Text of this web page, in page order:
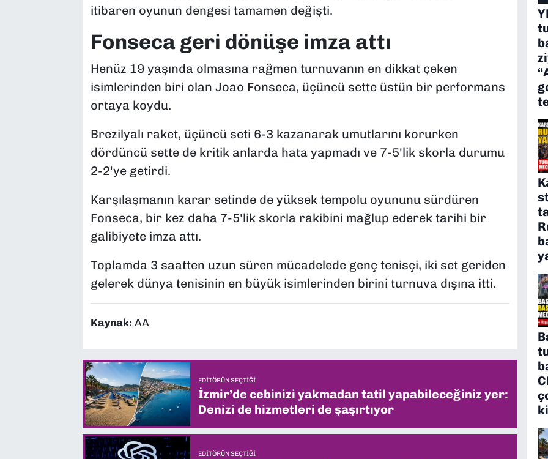
itibaren oyunun dengesi tamamen değişti.
Fonseca geri dönüşe imza attı
Henüz 19 yaşında olmasına rağmen turnuvanın en dikkat çeken
isimlerinden biri olan Joao Fonseca, üçüncü sette üstün bir performans
ortaya koydu.
Brezilyalı raket, üçüncü seti 6-3 kazanarak umutlarını korurken
dördüncü sette de kritik anlarda hata yapmadı ve 7-5'lik skorla durumu
2-2'ye getirdi.
Karşılaşmanın karar setinde de yüksek tempolu oyununu sürdüren
Fonseca, bir kez daha 7-5'lik skorla rakibini mağlup ederek tarihi bir
galibiyete imza attı.
Toplamda 3 saatten uzun süren mücadelede genç tenisçi, iki set geriden
gelerek dünya tenisinin en büyük isimlerinden birini turnuva dışına itti.
Kaynak: AA
EDITÖRÜN SEÇTIĞI
İzmir’de cebinizi yakmadan tatil yapabileceğiniz yer:
Denizi de hizmetleri de şaşırtıyor
EDITÖRÜN SEÇTIĞI